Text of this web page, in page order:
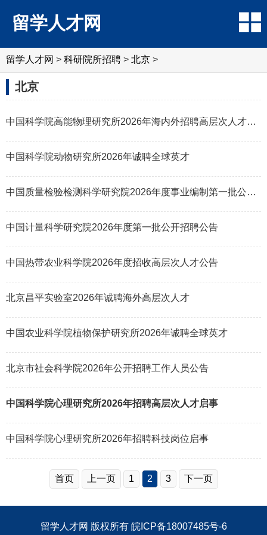
留学人才网
留学人才网 > 科研院所招聘 > 北京 >
北京
中国科学院高能物理研究所2026年海内外招聘高层次人才启事
中国科学院动物研究所2026年诚聘全球英才
中国质量检验检测科学研究院2026年度事业编制第一批公开招聘公告
中国计量科学研究院2026年度第一批公开招聘公告
中国热带农业科学院2026年度招收高层次人才公告
北京昌平实验室2026年诚聘海外高层次人才
中国农业科学院植物保护研究所2026年诚聘全球英才
北京市社会科学院2026年公开招聘工作人员公告
中国科学院心理研究所2026年招聘高层次人才启事
中国科学院心理研究所2026年招聘科技岗位启事
首页 上一页 1 2 3 下一页
留学人才网 版权所有 皖ICP备18007485号-6